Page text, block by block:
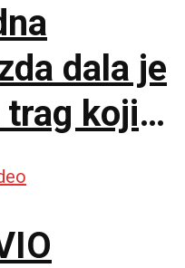
dala je
koji